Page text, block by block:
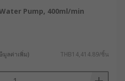
Water Pump, 400ml/min
มูลค่าเพิ่ม) THB14,414.89/ชิ้น